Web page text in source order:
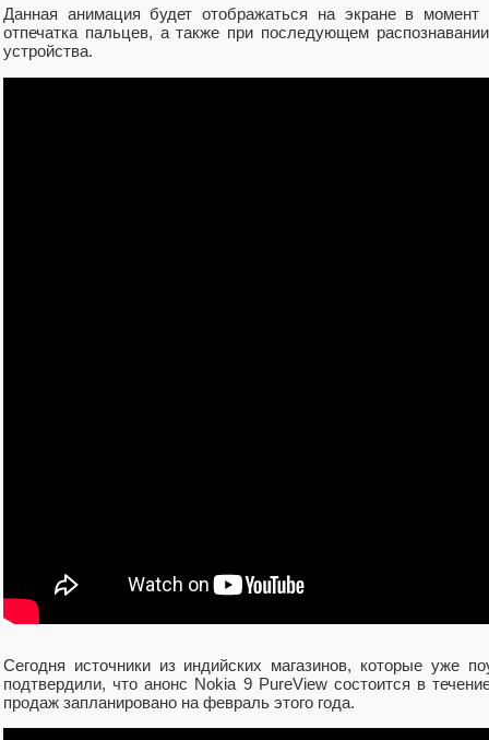
Данная анимация будет отображаться на экране в момент
отпечатка пальцев, а также при последующем
устройства.
Сегодня источники из индийских магазинов, которые уже
подтвердили, что анонс Nokia 9 PureView состоится в
продаж запланировано на февраль этого года.